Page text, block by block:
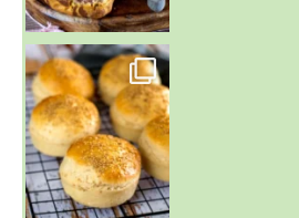
~ BUNS MAISON ~
Un peu de boulange par ici au